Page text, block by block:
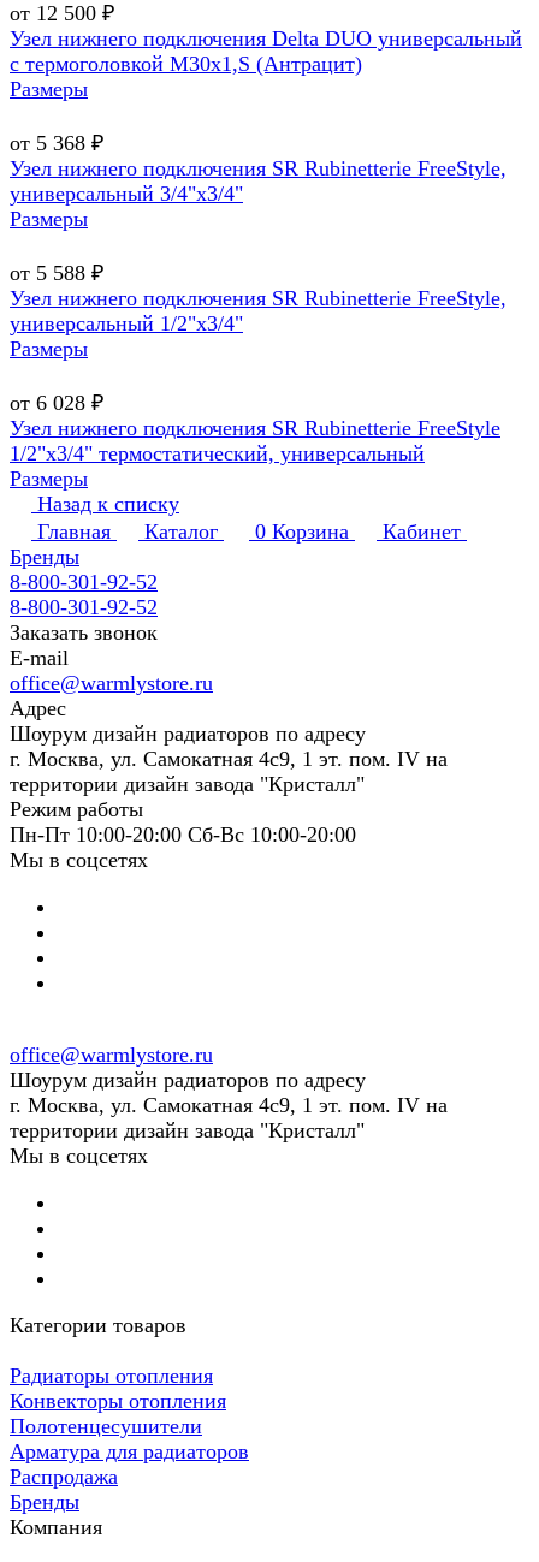
от 12 500 ₽
Узел нижнего подключения Delta DUO универсальный
с термоголовкой М30х1,Ѕ (Антрацит)
Размеры
от 5 368 ₽
Узел нижнего подключения SR Rubinetterie FreeStyle,
универсальный 3/4"х3/4"
Размеры
от 5 588 ₽
Узел нижнего подключения SR Rubinetterie FreeStyle,
универсальный 1/2"х3/4"
Размеры
от 6 028 ₽
Узел нижнего подключения SR Rubinetterie FreeStyle
1/2"х3/4" термостатический, универсальный
Размеры
Назад к списку
Главная
Каталог 0 Корзина
Кабинет
Бренды
8-800-301-92-52
8-800-301-92-52
Заказать звонок
E-mail
office@warmlystore.ru
Адрес
Шоурум дизайн радиаторов по адресу
г. Москва, ул. Самокатная 4с9, 1 эт. пом. IV на
территории дизайн завода "Кристалл"
Режим работы
Пн-Пт 10:00-20:00 Сб-Вс 10:00-20:00
Мы в соцсетях
office@warmlystore.ru
Шоурум дизайн радиаторов по адресу
г. Москва, ул. Самокатная 4с9, 1 эт. пом. IV на
территории дизайн завода "Кристалл"
Мы в соцсетях
Категории товаров
Радиаторы отопления
Конвекторы отопления
Полотенцесушители
Арматура для радиаторов
Распродажа
Бренды
Компания